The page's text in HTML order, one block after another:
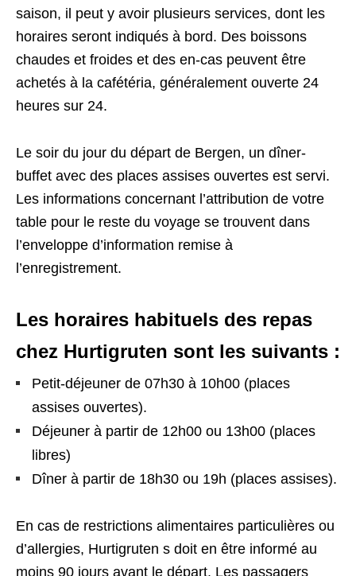
saison, il peut y avoir plusieurs services, dont les
horaires seront indiqués à bord. Des boissons
chaudes et froides et des en-cas peuvent être
achetés à la cafétéria, généralement ouverte 24
heures sur 24.
Le soir du jour du départ de Bergen, un dîner-
buffet avec des places assises ouvertes est servi.
Les informations concernant l’attribution de votre
table pour le reste du voyage se trouvent dans
l’enveloppe d’information remise à
l’enregistrement.
Les horaires habituels des repas
chez Hurtigruten sont les suivants :
Petit-déjeuner de 07h30 à 10h00 (places
assises ouvertes).
Déjeuner à partir de 12h00 ou 13h00 (places
libres)
Dîner à partir de 18h30 ou 19h (places assises).
En cas de restrictions alimentaires particulières ou
d’allergies, Hurtigruten s doit en être informé au
moins 90 jours avant le départ. Les passagers